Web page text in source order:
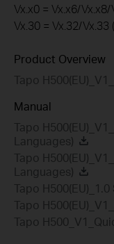
Vx.x0 = Vx.x6/
Vx.30 = Vx.32/Vx.33
Product Overview
Tapo
Manual
Tapo
Languages)
Tapo
Languages)
Tapo
Tapo
Tapo